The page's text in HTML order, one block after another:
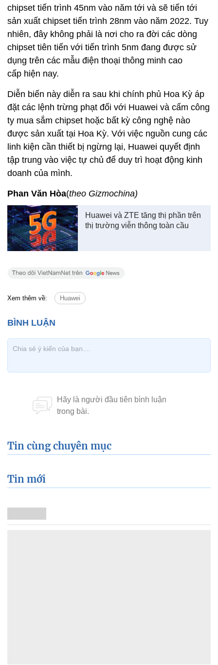
chipset tiến trình 45nm vào năm tới và sẽ tiến tới
sản xuất chipset tiến trình 28nm vào năm 2022. Tuy
nhiên, đây không phải là nơi cho ra đời các dòng
chipset tiên tiến với tiến trình 5nm đang được sử
dụng trên các mẫu điện thoại thông minh cao
cấp hiện nay.
Diễn biến này diễn ra sau khi chính phủ Hoa Kỳ áp
đặt các lệnh trừng phạt đối với Huawei và cấm công
ty mua sắm chipset hoặc bất kỳ công nghệ nào
được sản xuất tại Hoa Kỳ. Với việc nguồn cung các
linh kiện cần thiết bị ngừng lại, Huawei quyết định
tập trung vào việc tự chủ để duy trì hoạt động kinh
doanh của mình.
Phan Văn Hòa(theo Gizmochina)
Huawei và ZTE tăng thị phần trên
thị trường viễn thông toàn cầu
Xem thêm về: Huawei
Tin cùng chuyên mục
Tin mới